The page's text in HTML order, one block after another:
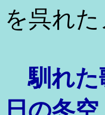
を呉れ
馴れ